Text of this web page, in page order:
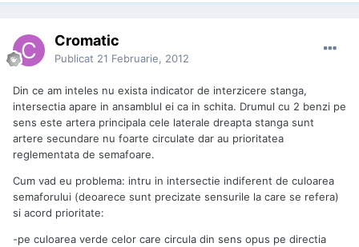
Cromatic
Publicat 21 Februarie, 2012
Din ce am inteles nu exista indicator de interzicere stanga,
intersectia apare in ansamblul ei ca in schita. Drumul cu 2 benzi pe
sens este artera principala cele laterale dreapta stanga sunt
artere secundare nu foarte circulate dar au prioritatea
reglementata de semafoare.
Cum vad eu problema: intru in intersectie indiferent de culoarea
semaforului (deoarece sunt precizate sensurile la care se refera)
si acord prioritate:
-pe culoarea verde celor care circula din sens opus pe directia